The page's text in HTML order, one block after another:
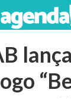
lança